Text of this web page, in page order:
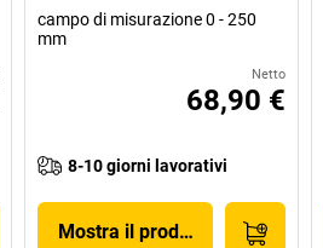
campo di misurazione 0 - 250
mm
Netto
68,90 €
8-10 giorni lavorativi
Mostra il prodotto